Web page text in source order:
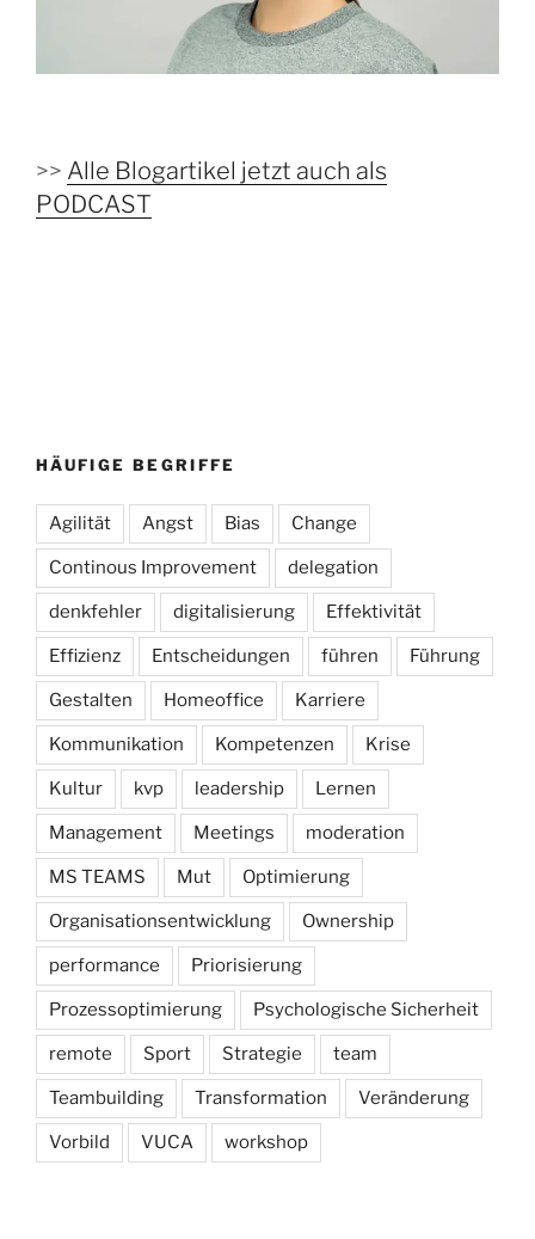
>> Alle Blogartikel jetzt auch als
PODCAST
HÄUFIGE BEGRIFFE
Agilität Angst Bias Change
Continous Improvement delegation
denkfehler digitalisierung Effektivität
Effizienz Entscheidungen führen Führung
Gestalten Homeoffice Karriere
Kommunikation Kompetenzen Krise
Kultur kvp leadership Lernen
Management Meetings moderation
MS TEAMS Mut Optimierung
Organisationsentwicklung Ownership
performance Priorisierung
Prozessoptimierung Psychologische Sicherheit
remote Sport Strategie team
Teambuilding Transformation Veränderung
Vorbild VUCA workshop